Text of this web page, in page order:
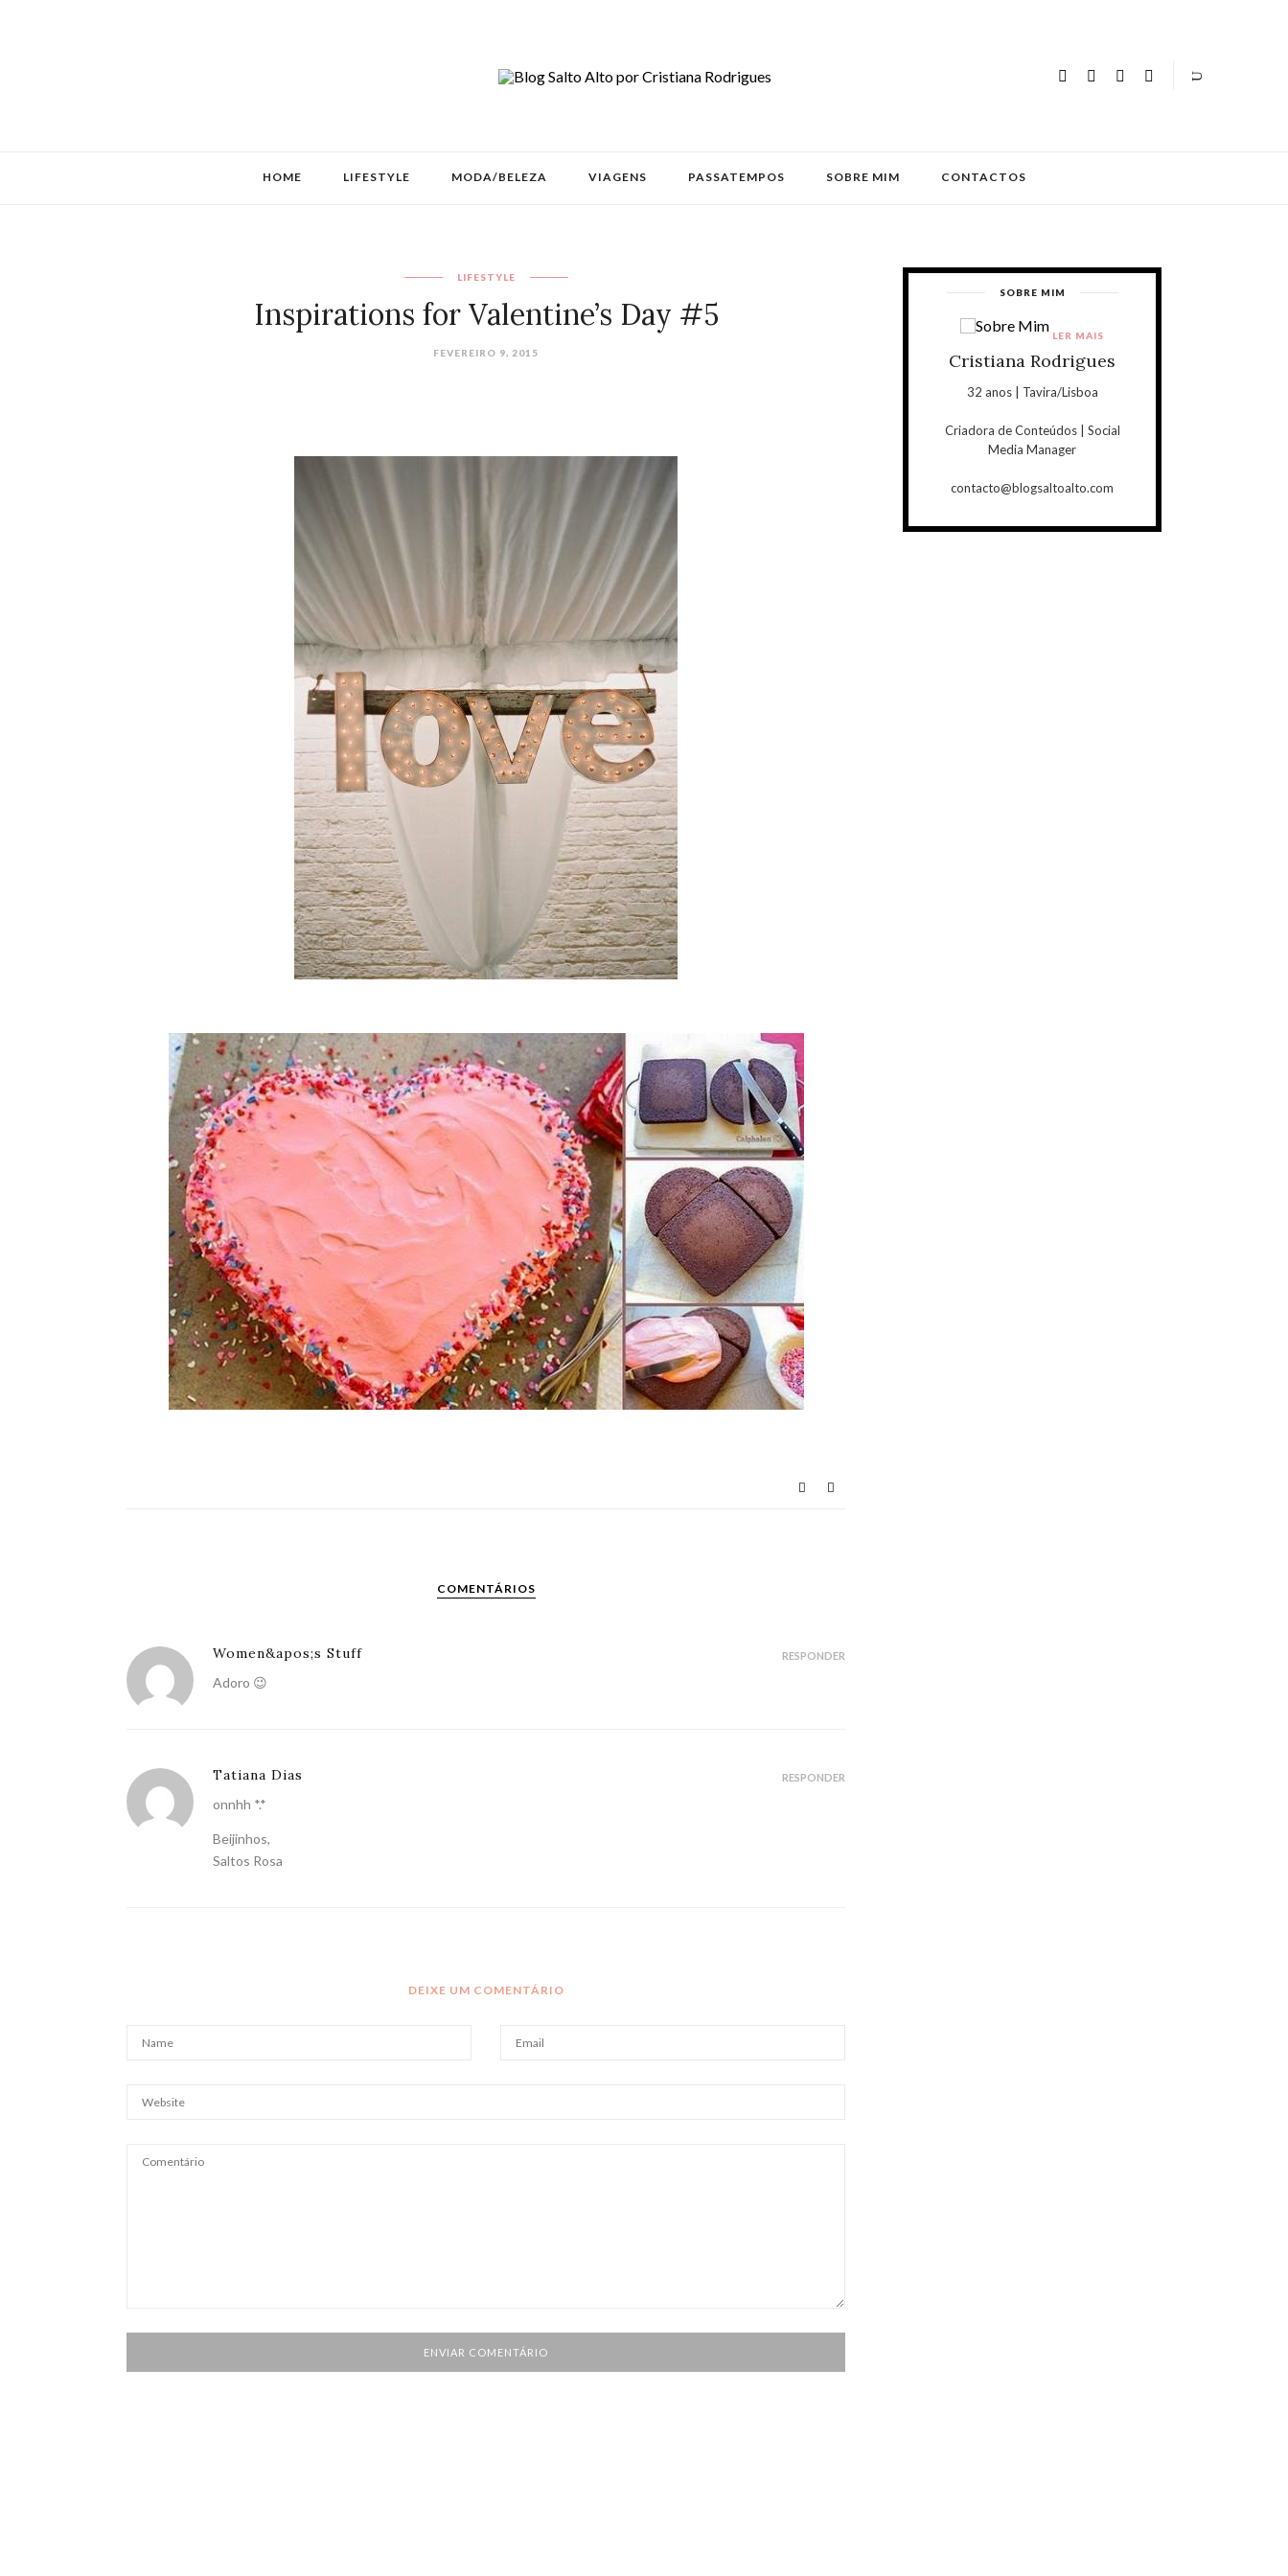
HOME LIFESTYLE MODA/BELEZA VIAGENS PASSATEMPOS SOBRE MIM CONTACTOS
LIFESTYLE
Inspirations for Valentine’s Day #5
FEVEREIRO 9, 2015
COMENTÁRIOS
Women&apos;s Stuff
Adoro 😉
RESPONDER
Tatiana Dias
onnhh *.*
Beijinhos,
Saltos Rosa
RESPONDER
DEIXE UM COMENTÁRIO
SOBRE MIM
Cristiana Rodrigues
32 anos | Tavira/Lisboa
Criadora de Conteúdos | Social
Media Manager
contacto@blogsaltoalto.com
LER MAIS